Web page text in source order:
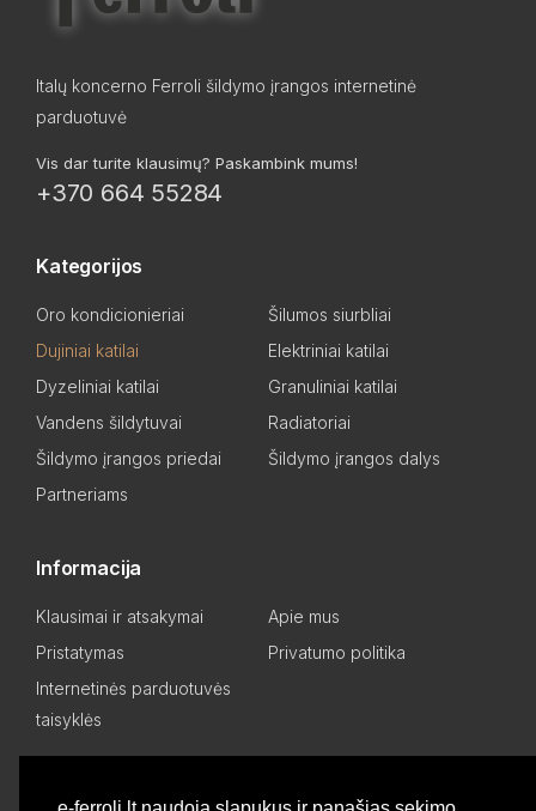
Italų koncerno Ferroli šildymo įrangos internetinė
parduotuvė
Vis dar turite klausimų? Paskambink mums!
+370 664 55284
Kategorijos
Oro kondicionieriai
Šilumos siurbliai
Dujiniai katilai
Elektriniai katilai
Dyzeliniai katilai
Granuliniai katilai
Vandens šildytuvai
Radiatoriai
Šildymo įrangos priedai
Šildymo įrangos dalys
Partneriams
Informacija
Klausimai ir atsakymai
Apie mus
Pristatymas
Privatumo politika
Internetinės parduotuvės
taisyklės